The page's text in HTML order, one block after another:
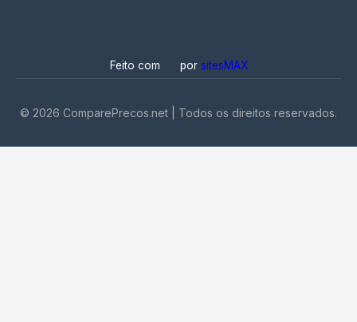
Feito com por sitesMAX
© 2026 ComparePrecos.net | Todos os direitos reservados.